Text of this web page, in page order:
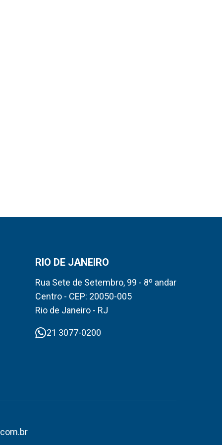
RIO DE JANEIRO
Rua Sete de Setembro, 99 - 8º andar
Centro - CEP: 20050-005
Rio de Janeiro - RJ
21 3077-0200